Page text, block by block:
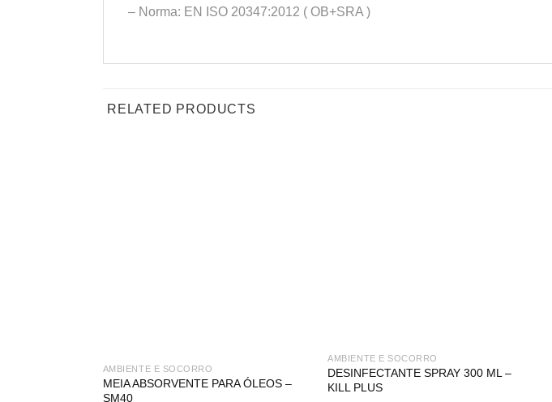
– Norma: EN ISO 20347:2012 ( OB+SRA )
RELATED PRODUCTS
AMBIENTE E SOCORRO
MEIA ABSORVENTE PARA ÓLEOS –
SM40
AMBIENTE E SOCORRO
DESINFECTANTE SPRAY 300 ML –
KILL PLUS